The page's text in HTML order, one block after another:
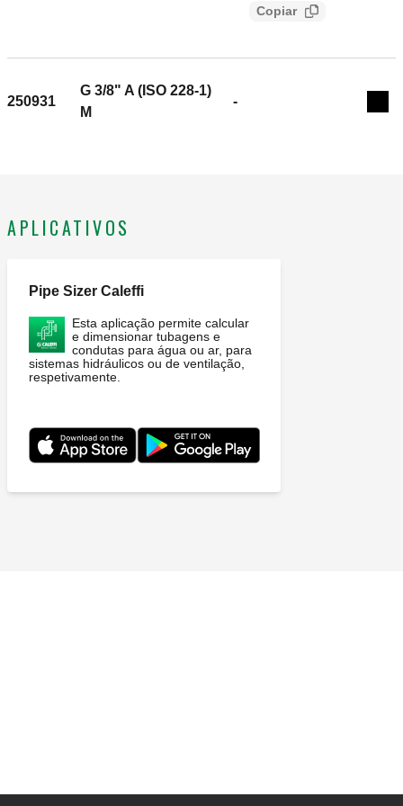
máxima de operação: 10 bar. Pressão máxima descarga ar:
Copiar
250931
G 3/8" A (ISO 228-1)
M
-
APLICATIVOS
Pipe Sizer Caleffi
Esta aplicação permite calcular
e dimensionar tubagens e
condutas para água ou ar, para
sistemas hidráulicos ou de ventilação,
respetivamente.